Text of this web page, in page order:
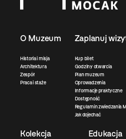
O Muzeum
Historia i misja
Architektura
Zespół
Praca i staże
Zaplanuj
Kup bilet
Godziny otwarcia
Plan muzeum
Oprowadzenia
Informacje praktyczne
Dostępność
Regulamin zwiedzania
Jak dojechać
Kolekcja Edukacja